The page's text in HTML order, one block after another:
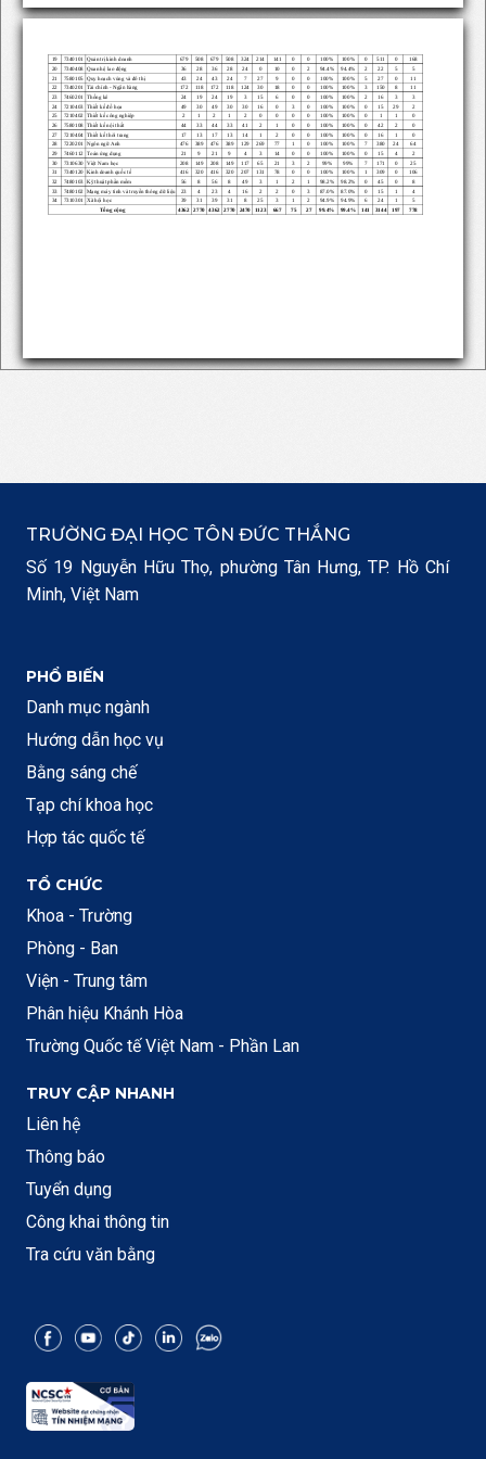
19 7340101 Quản trị kinh doanh 679 508 679 508 324 214 141 0 0 100% 100% 0 511 0
168
20
7340408 Quan hệ lao động 36 28 36 28 24 0 10 0 2 94.4% 94.4% 2 22 5
5
21
7580105 Quy hoạch vùng và đô thị 43 24 43 24 7 27 9 0 0 100% 100% 5 27 0
11
22
7340201 Tài chính - Ngân hàng 172 118 172 118 124 30 18 0 0 100% 100% 3 150 8
11
23
7460201 Thống kê 24 19 24 19 3 15 6 0 0 100% 100% 2 16 3
3
24
7210403 Thiết kế đồ họa 49 30 49 30 30 16 0 3 0 100% 100% 0 15 29
2
25
7210402 Thiết kế công nghiệp 2 1 2 1 2 0 0 0 0 100% 100% 0 1 1
0
26
7580108 Thiết kế nội thất 44 33 44 33 41 2 1 0 0 100% 100% 0 42 2
0
27
7210404 Thiết kế thời trang 17 13 17 13 14 1 2 0 0 100% 100% 0 16 1
0
28
7220201 Ngôn ngữ Anh 476 389 476 389 129 269 77 1 0 100% 100% 7 380 24
64
29
7460112 Toán ứng dụng 21 9 21 9 4 3 14 0 0 100% 100% 0 15 4
2
30
7310630 Việt Nam học 208 149 208 149 117 65 21 3 2 99% 99% 7 171 0
25
31
7340120 Kinh doanh quốc tế 416 320 416 320 207 131 78 0 0 100% 100% 1 309 0
106
32
7480103 Kỹ thuật phần mềm 56 8 56 8 49 3 1 2 1 98.2% 98.2% 0 45 0
8
33
7480102 Mạng máy tính và truyền thông dữ liệu 23 4 23 4 16 2 2 0 3 87.0% 87.0% 0 15 1
4
34
7310301 Xã hội học 39 31 39 31 8 25 3 1 2 94.9% 94.9% 6 24 1
5
4362 2770 4362 2770 2470 1123 667 75 27 99.4% 99.4% 141 3144 197 778
Tổng cộng
TRƯỜNG ĐẠI HỌC TÔN ĐỨC THẮNG
Số 19 Nguyễn Hữu Thọ, phường Tân Hưng, TP. Hồ Chí
Minh, Việt Nam
PHỔ BIẾN
Danh mục ngành
Hướng dẫn học vụ
Bằng sáng chế
Tạp chí khoa học
Hợp tác quốc tế
TỔ CHỨC
Khoa - Trường
Phòng - Ban
Viện - Trung tâm
Phân hiệu Khánh Hòa
Trường Quốc tế Việt Nam - Phần Lan
TRUY CẬP NHANH
Liên hệ
Thông báo
Tuyển dụng
Công khai thông tin
Tra cứu văn bằng